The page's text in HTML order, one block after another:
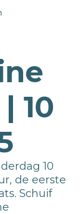
10
10
de eerste
Schuif